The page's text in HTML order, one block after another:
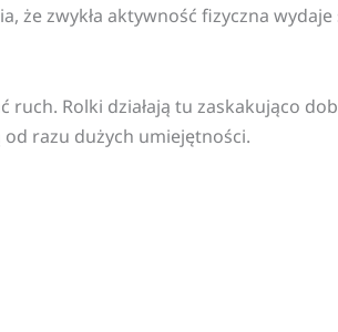
że zwykła aktywność fizyczna
ruch. Rolki działają tu zaskakująco
od razu dużych umiejętności.